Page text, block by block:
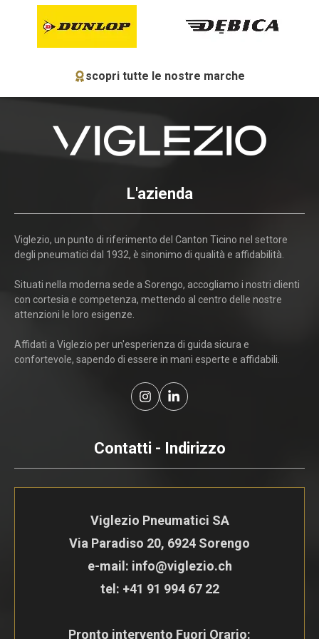
scopri tutte le nostre marche
L'azienda
Viglezio, un punto di riferimento del Canton Ticino nel settore
degli pneumatici dal 1932, è sinonimo di qualità e affidabilità.
Situati nella moderna sede a Sorengo, accogliamo i nostri clienti
con cortesia e competenza, mettendo al centro delle nostre
attenzioni le loro esigenze.
Affidati a Viglezio per un'esperienza di guida sicura e
confortevole, sapendo di essere in mani esperte e affidabili.
Contatti - Indirizzo
Viglezio Pneumatici SA
Via Paradiso 20, 6924 Sorengo
e-mail: info@viglezio.ch
tel: +41 91 994 67 22
Pronto intervento Fuori Orario: